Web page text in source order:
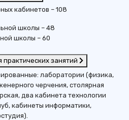
кабинетов – 108
школы – 48
школы – 60
занятий
лаборатории (физика,
черчения, столярная
два кабинета технологии
кабинеты информатики,